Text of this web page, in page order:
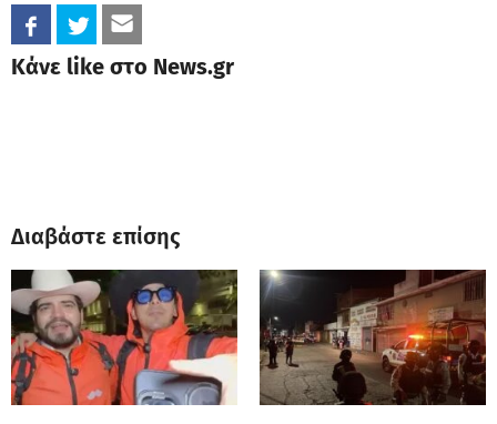
Κάνε like στο News.gr
Διαβάστε επίσης